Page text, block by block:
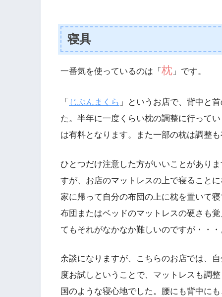
寝具
一番気を使っているのは「 枕 」です。
「 じぶんまくら 」というお店で、背中と
た。半年に一度くらい枕の調整に行って
は有料となります。また一部の枕は調整
ひとつだけ注意した方がいいことがあり
すが、お店のマットレスの上で寝ること
家に帰って自分の布団の上に枕を置いて
布団またはベッドのマットレスの硬さも
てもそれがなかなか難しいのですが・・
余談になりますが、こちらのお店では、
度お試しということで、マットレスも調
国のような寝心地でした。腰にも背中に